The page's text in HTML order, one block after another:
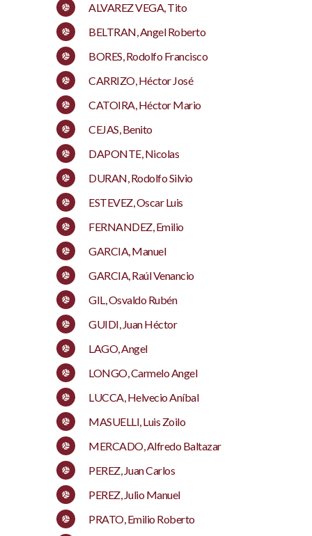
ALVAREZ VEGA, Tito
BELTRAN, Angel Roberto
BORES, Rodolfo Francisco
CARRIZO, Héctor José
CATOIRA, Héctor Mario
CEJAS, Benito
DAPONTE, Nicolas
DURAN, Rodolfo Silvio
ESTEVEZ, Oscar Luis
FERNANDEZ, Emilio
GARCIA, Manuel
GARCIA, Raúl Venancio
GIL, Osvaldo Rubén
GUIDI, Juan Héctor
LAGO, Angel
LONGO, Carmelo Angel
LUCCA, Helvecio Aníbal
MASUELLI, Luis Zoilo
MERCADO, Alfredo Baltazar
PEREZ, Juan Carlos
PEREZ, Julio Manuel
PRATO, Emilio Roberto